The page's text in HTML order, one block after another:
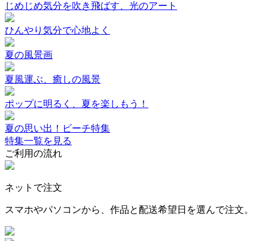
じめじめ気分を吹き飛ばす、光のアート
ひんやり気分で心地よく
夏の風景画
夏風運ぶ、癒しの風景
ポップに明るく、夏を楽しもう！
夏の思い出！ビーチ特集
特集一覧を見る
ご利用の流れ
ネットで注文
スマホやパソコンから、作品と配送希望日を選んで注文。